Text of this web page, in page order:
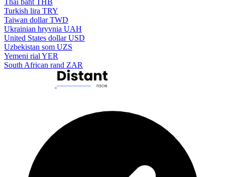
Thai baht THB
Turkish lira TRY
Taiwan dollar TWD
Ukrainian hryvnia UAH
United States dollar USD
Uzbekistan som UZS
Yemeni rial YER
South African rand ZAR